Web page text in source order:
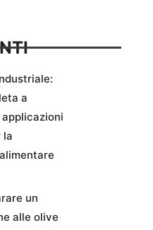
a
la
un
alle olive